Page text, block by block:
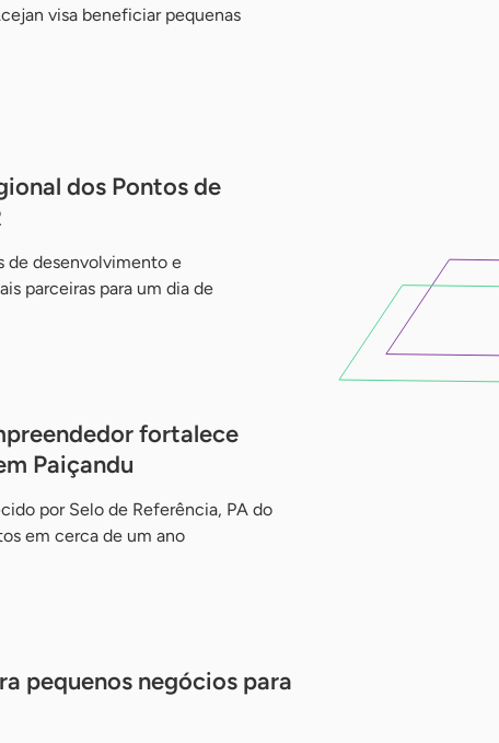
visa beneficiar pequenas
dos Pontos de
de desenvolvimento e
parceiras para um dia de
fortalece
Paiçandu
por Selo de Referência, PA do
em cerca de um ano
pequenos negócios para